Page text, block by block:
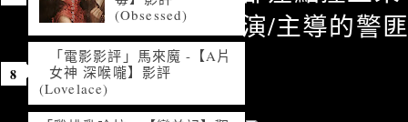
演/主導的警
(Obsessed)
「電影影評」馬來魔 -【A片
女神 深喉嚨】影評
(Lovelace)